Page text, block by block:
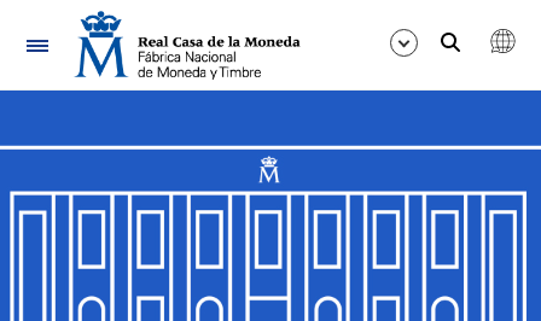
Nabigazioa
Erakutsi/Ezkutatu
Erakutsi/Ezkutatu